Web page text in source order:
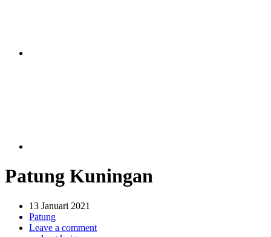
Patung Kuningan
13 Januari 2021
Patung
Leave a comment